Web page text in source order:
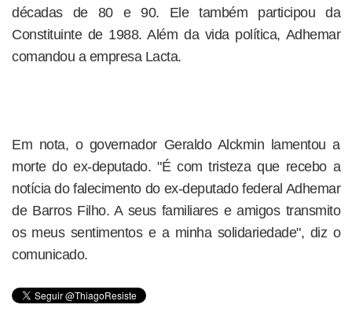
décadas de 80 e 90. Ele também participou da
Constituinte de 1988. Além da vida política, Adhemar
comandou a empresa Lacta.
Em nota, o governador Geraldo Alckmin lamentou a
morte do ex-deputado. "É com tristeza que recebo a
notícia do falecimento do ex-deputado federal Adhemar
de Barros Filho. A seus familiares e amigos transmito
os meus sentimentos e a minha solidariedade", diz o
comunicado.